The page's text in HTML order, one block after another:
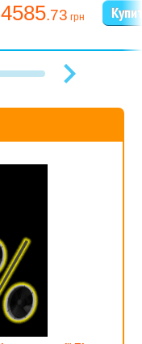
4585.73 грн